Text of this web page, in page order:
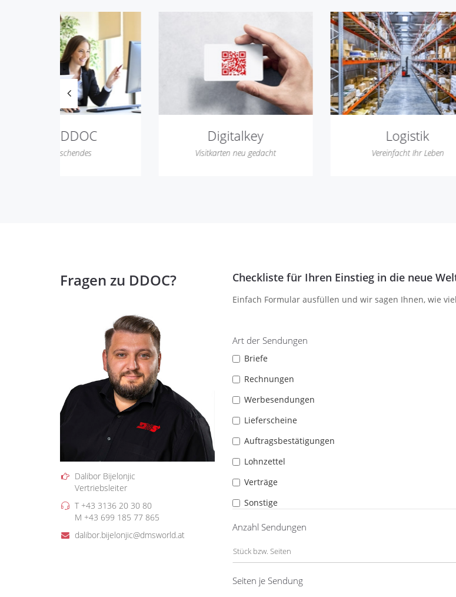
Digitalkey
Visitkarten neu gedacht Vereinfacht Ihr Leben Einfach
Fragen zu DDOC?
Dalibor Bijelonjic
Vertriebsleiter
T +43 3136 20 30 80
M +43 699 185 77 865
dalibor.bijelonjic@dmsworld.at
Checkliste für Ihren Einstieg in die neue
Einfach Formular ausfüllen und wir sagen Ihnen, wie
Art der Sendungen
Briefe
Rechnungen
Werbesendungen
Lieferscheine
Auftragsbestätigungen
Lohnzettel
Verträge
Sonstige
Anzahl Sendungen
Seiten je Sendung